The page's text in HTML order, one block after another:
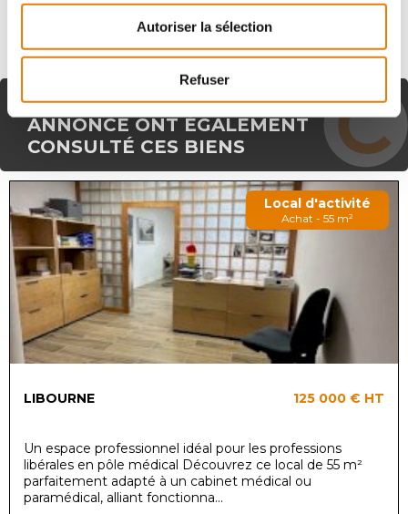
Autoriser la sélection
Refuser
LES CLIENTS AYANT VU CETTE
ANNONCE ONT ÉGALEMENT
CONSULTÉ CES BIENS
Local d'activité
Achat - 55 m²
LIBOURNE 125 000 € HT
Un espace professionnel idéal pour les professions
libérales en pôle médical Découvrez ce local de 55 m²
parfaitement adapté à un cabinet médical ou
paramédical, alliant fonctionna...